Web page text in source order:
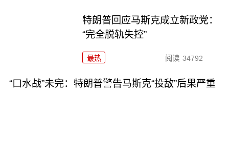
特朗普回应马斯克成立新政党：
“完全脱轨失控”
最热 阅读 34792
“口水战”未完：特朗普警告马斯克“投敌”后果严重